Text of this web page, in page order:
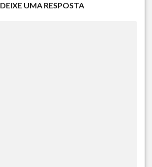
DEIXE UMA RESPOSTA